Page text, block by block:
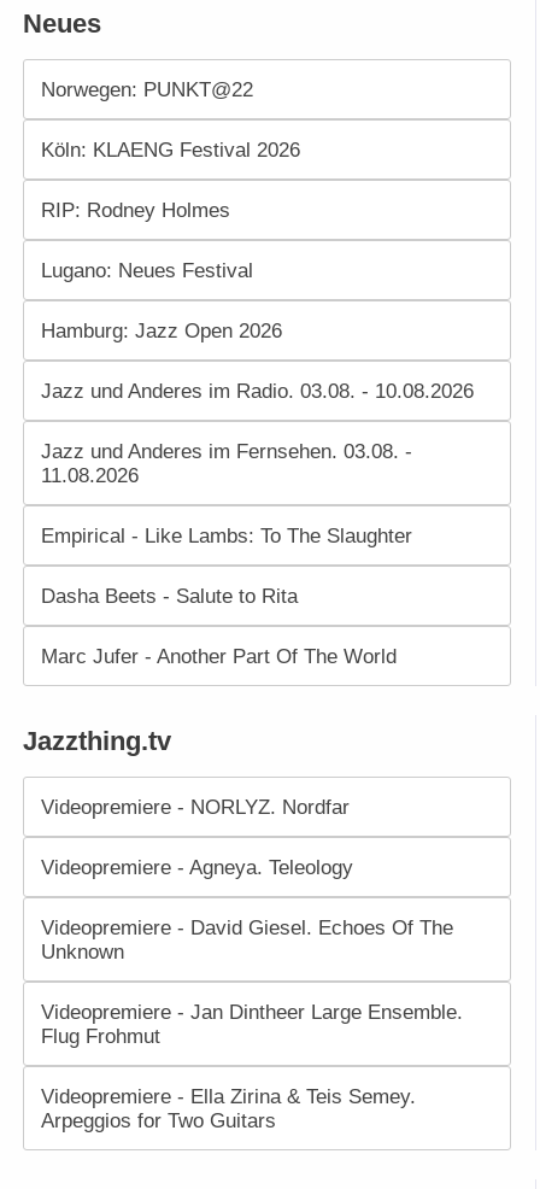
Neues
Norwegen: PUNKT@22
Köln: KLAENG Festival 2026
RIP: Rodney Holmes
Lugano: Neues Festival
Hamburg: Jazz Open 2026
Jazz und Anderes im Radio. 03.08. - 10.08.2026
Jazz und Anderes im Fernsehen. 03.08. -
11.08.2026
Empirical - Like Lambs: To The Slaughter
Dasha Beets - Salute to Rita
Marc Jufer - Another Part Of The World
Jazzthing.tv
Videopremiere - NORLYZ. Nordfar
Videopremiere - Agneya. Teleology
Videopremiere - David Giesel. Echoes Of The
Unknown
Videopremiere - Jan Dintheer Large Ensemble.
Flug Frohmut
Videopremiere - Ella Zirina & Teis Semey.
Arpeggios for Two Guitars